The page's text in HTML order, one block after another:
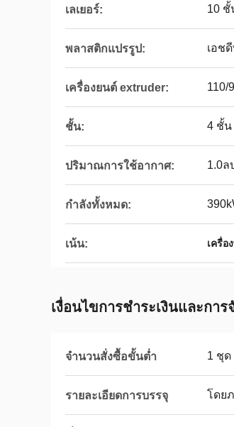
เลเยอร์: 10 ชั้
พลาสติกแปรรูป: เอช
เครื่องยนต์ extruder: 110/
ชั้น: 4 ชั้น
ปริมาณการใช้อากาศ: 1.0ล
กำลังทั้งหมด:
เน้น: เครื่อ
เงื่อนไขการชําระเงินและการ
จำนวนสั่งซื้อขั้นต่ำ 1 ชุด
รายละเอียดการบรรจุ โดย